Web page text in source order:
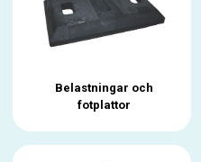
Belastningar och
fotplattor